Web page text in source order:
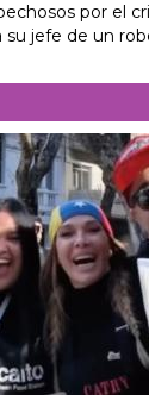
por el
jefe de un